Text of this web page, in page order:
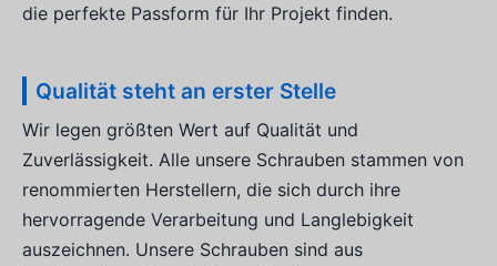
die perfekte Passform für Ihr Projekt finden.
Qualität steht an erster Stelle
Wir legen größten Wert auf Qualität und
Zuverlässigkeit. Alle unsere Schrauben stammen von
renommierten Herstellern, die sich durch ihre
hervorragende Verarbeitung und Langlebigkeit
auszeichnen. Unsere Schrauben sind aus